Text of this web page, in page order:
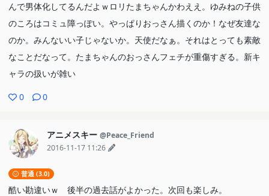
んで男体化してるんだよｗロリたまちゃんかわええ。ゆみねの子供
のころはコミュ障っぽい。やっぱりおっさん描くのか！なぜ友達な
のか。みんないい子じゃないか。天使だなぁ。それはとっても素敵
なことだなって。たまちゃんのおっさんフェチが重傷すぎる。新キ
ャラの扱いが雑い
0 0
アニメスキー @Peace_Friend
2016-11-17 11:26
普通 (3.0)
酷い勘違いｗ 後半の過去話がよかった。次回も楽しみ。